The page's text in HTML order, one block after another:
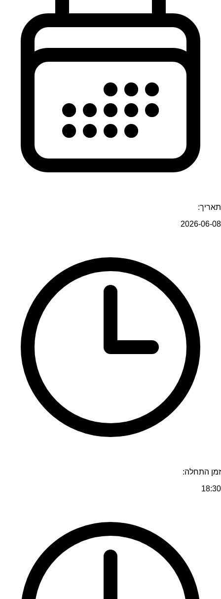
תאריך:
2026-06-08
זמן התחלה:
18:30